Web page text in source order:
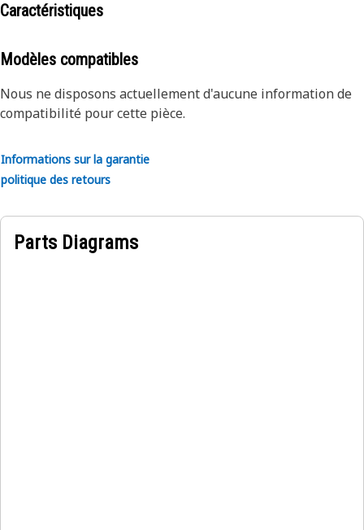
Caractéristiques
Modèles compatibles
Nous ne disposons actuellement d'aucune information de
compatibilité pour cette pièce.
Informations sur la garantie
politique des retours
Parts Diagrams